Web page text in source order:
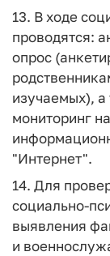
13. В ходе
проводятся:
опрос
изучаемых), а
мониторинг
"Интернет".
14. Для
социально-
выявления
и